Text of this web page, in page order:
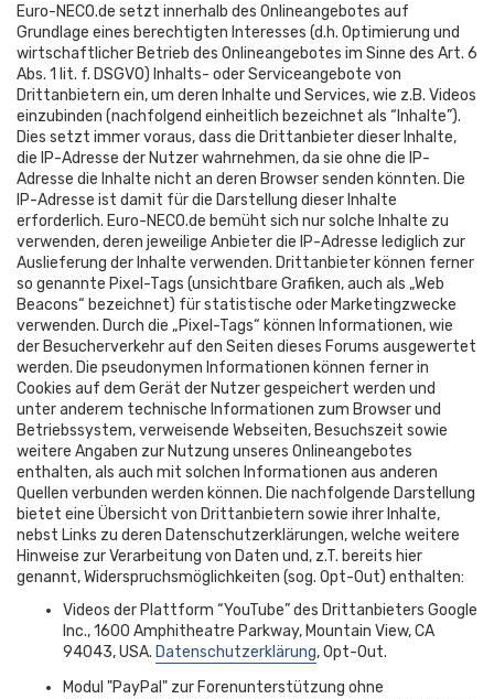
Euro-NECO.de setzt innerhalb des Onlineangebotes auf
Grundlage eines berechtigten Interesses (d.h. Optimierung und
wirtschaftlicher Betrieb des Onlineangebotes im Sinne des Art. 6
Abs. 1 lit. f. DSGVO) Inhalts- oder Serviceangebote von
Drittanbietern ein, um deren Inhalte und Services, wie z.B. Videos
einzubinden (nachfolgend einheitlich bezeichnet als “Inhalte”).
Dies setzt immer voraus, dass die Drittanbieter dieser Inhalte,
die IP-Adresse der Nutzer wahrnehmen, da sie ohne die IP-
Adresse die Inhalte nicht an deren Browser senden könnten. Die
IP-Adresse ist damit für die Darstellung dieser Inhalte
erforderlich. Euro-NECO.de bemüht sich nur solche Inhalte zu
verwenden, deren jeweilige Anbieter die IP-Adresse lediglich zur
Auslieferung der Inhalte verwenden. Drittanbieter können ferner
so genannte Pixel-Tags (unsichtbare Grafiken, auch als „Web
Beacons“ bezeichnet) für statistische oder Marketingzwecke
verwenden. Durch die „Pixel-Tags“ können Informationen, wie
der Besucherverkehr auf den Seiten dieses Forums ausgewertet
werden. Die pseudonymen Informationen können ferner in
Cookies auf dem Gerät der Nutzer gespeichert werden und
unter anderem technische Informationen zum Browser und
Betriebssystem, verweisende Webseiten, Besuchszeit sowie
weitere Angaben zur Nutzung unseres Onlineangebotes
enthalten, als auch mit solchen Informationen aus anderen
Quellen verbunden werden können. Die nachfolgende Darstellung
bietet eine Übersicht von Drittanbietern sowie ihrer Inhalte,
nebst Links zu deren Datenschutzerklärungen, welche weitere
Hinweise zur Verarbeitung von Daten und, z.T. bereits hier
genannt, Widerspruchsmöglichkeiten (sog. Opt-Out) enthalten:
Videos der Plattform “YouTube” des Drittanbieters Google
Inc., 1600 Amphitheatre Parkway, Mountain View, CA
94043, USA. Datenschutzerklärung, Opt-Out.
Modul "PayPal" zur Forenunterstützung ohne